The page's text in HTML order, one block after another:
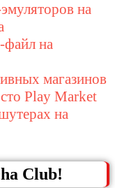
на
файл на
магазинов
Play Market
на
Club!